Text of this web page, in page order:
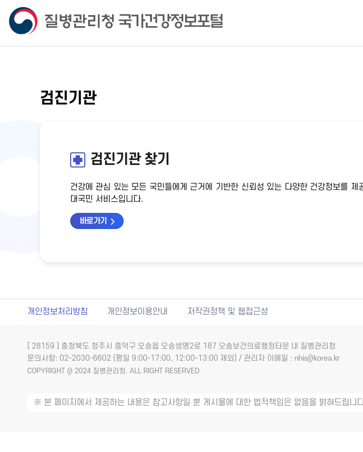
검진기관
검진기관 찾기
건강에 관심 있는 모든 국민들에게 근거에 기반한 신뢰성 있는 다양한 건강정보를 제
대국민 서비스입니다.
바로가기
개인정보처리방침 개인정보이용안내 저작권정책 및 웹접근성
[ 28159 ] 충청북도 청주시 흥덕구 오송읍 오송생명2로 187 오송보건의료행정타운 내 질병관리청
문의사항: 02-2030-6602 (평일 9:00-17:00, 12:00-13:00 제외) / 관리자 이메일 : nhis@korea.kr
COPYRIGHT @ 2024 질병관리청. ALL RIGHT RESERVED
※ 본 페이지에서 제공하는 내용은 참고사항일 뿐 게시물에 대한 법적책임은 없음을 밝혀드립니